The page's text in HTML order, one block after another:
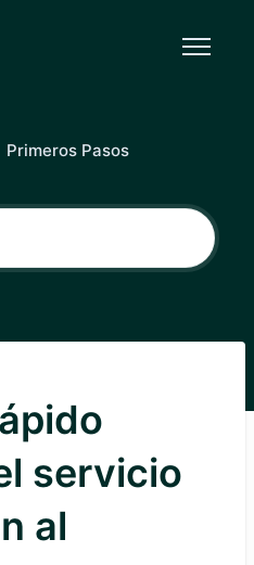
Primeros Pasos
servicio
al